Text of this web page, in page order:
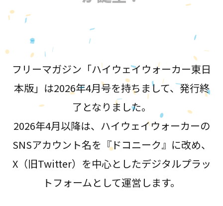
フリーマガジン「ハイウェイウォーカー東日
本版」は2026年4月号を持ちまして、発行終
了となりました。
2026年4月以降は、ハイウェイウォーカーの
SNSアカウント名を『ドコニーク』に改め、
X（旧Twitter）を中心としたデジタルプラッ
トフォームとして運営します。